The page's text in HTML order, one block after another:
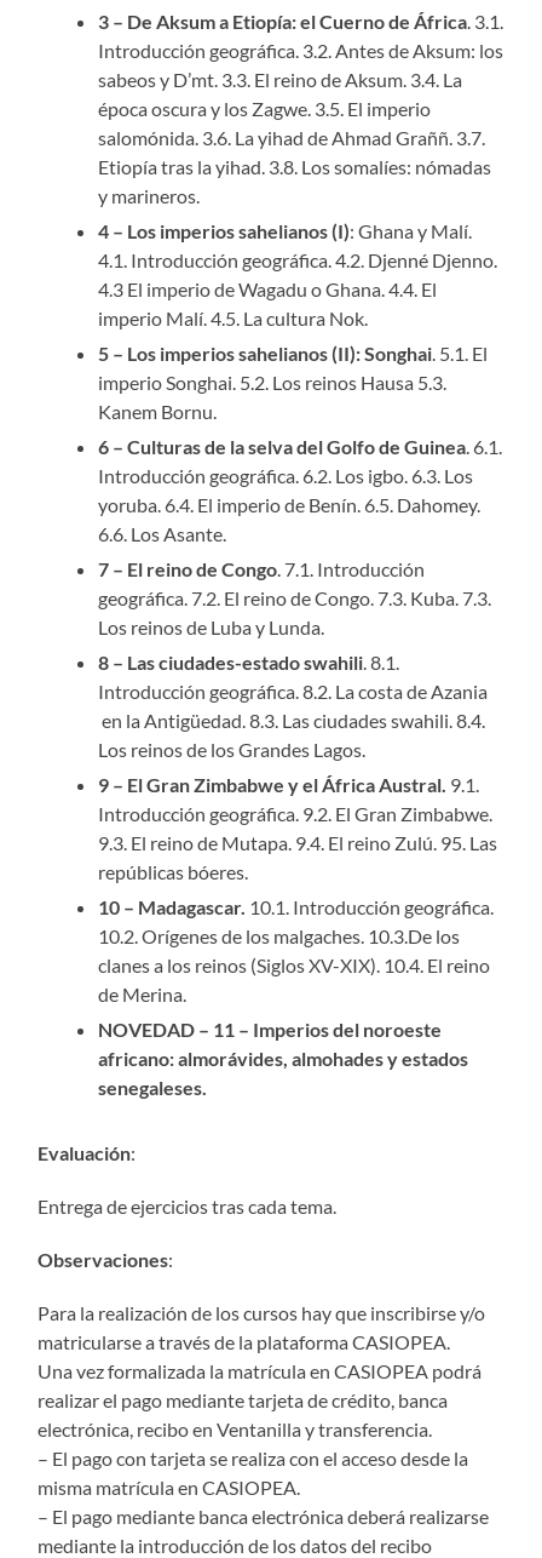
3 – De Aksum a Etiopía: el Cuerno de África. 3.1.
Introducción geográfica. 3.2. Antes de Aksum: los
sabeos y D’mt. 3.3. El reino de Aksum. 3.4. La
época oscura y los Zagwe. 3.5. El imperio
salomónida. 3.6. La yihad de Ahmad Graññ. 3.7.
Etiopía tras la yihad. 3.8. Los somalíes: nómadas
y marineros.
4 – Los imperios sahelianos (I): Ghana y Malí.
4.1. Introducción geográfica. 4.2. Djenné Djenno.
4.3 El imperio de Wagadu o Ghana. 4.4. El
imperio Malí. 4.5. La cultura Nok.
5 – Los imperios sahelianos (II): Songhai. 5.1. El
imperio Songhai. 5.2. Los reinos Hausa 5.3.
Kanem Bornu.
6 – Culturas de la selva del Golfo de Guinea. 6.1.
Introducción geográfica. 6.2. Los igbo. 6.3. Los
yoruba. 6.4. El imperio de Benín. 6.5. Dahomey.
6.6. Los Asante.
7 – El reino de Congo. 7.1. Introducción
geográfica. 7.2. El reino de Congo. 7.3. Kuba. 7.3.
Los reinos de Luba y Lunda.
8 – Las ciudades-estado swahili. 8.1.
Introducción geográfica. 8.2. La costa de Azania
en la Antigüedad. 8.3. Las ciudades swahili. 8.4.
Los reinos de los Grandes Lagos.
9 – El Gran Zimbabwe y el África Austral. 9.1.
Introducción geográfica. 9.2. El Gran Zimbabwe.
9.3. El reino de Mutapa. 9.4. El reino Zulú. 95. Las
repúblicas bóeres.
10 – Madagascar. 10.1. Introducción geográfica.
10.2. Orígenes de los malgaches. 10.3.De los
clanes a los reinos (Siglos XV-XIX). 10.4. El reino
de Merina.
NOVEDAD – 11 – Imperios del noroeste
africano: almorávides, almohades y estados
senegaleses.
Evaluación:
Entrega de ejercicios tras cada tema.
Observaciones:
Para la realización de los cursos hay que inscribirse y/o
matricularse a través de la plataforma CASIOPEA.
Una vez formalizada la matrícula en CASIOPEA podrá
realizar el pago mediante tarjeta de crédito, banca
electrónica, recibo en Ventanilla y transferencia.
– El pago con tarjeta se realiza con el acceso desde la
misma matrícula en CASIOPEA.
– El pago mediante banca electrónica deberá realizarse
mediante la introducción de los datos del recibo